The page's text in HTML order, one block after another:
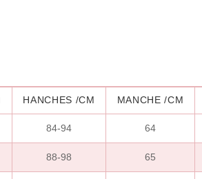
HANCHES /CM MANCHE /CM
84-94 64
88-98 65